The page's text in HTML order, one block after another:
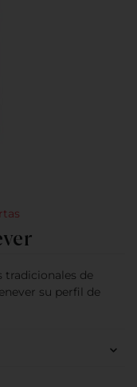
tradicionales de
su perfil de